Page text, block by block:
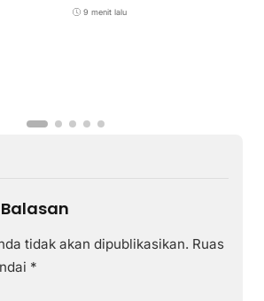
9 menit lalu
tidak akan dipublikasikan. Ruas
*